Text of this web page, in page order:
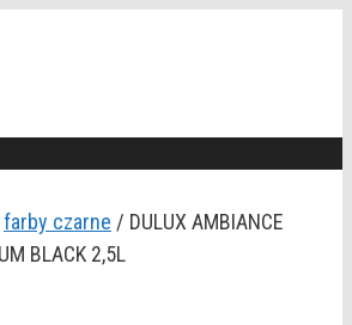
farby czarne / DULUX AMBIANCE
BLACK 2,5L